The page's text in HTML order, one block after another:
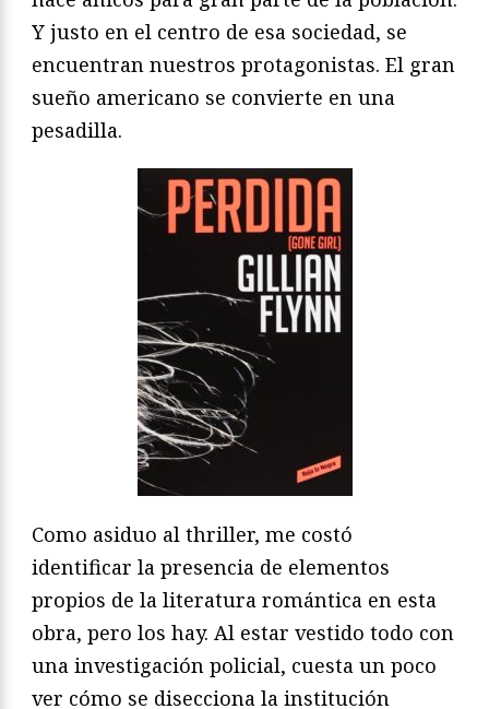
Y justo en el centro de esa sociedad, se
encuentran nuestros protagonistas. El gran
sueño americano se convierte en una
pesadilla.
Como asiduo al thriller, me costó
identificar la presencia de elementos
propios de la literatura romántica en esta
obra, pero los hay. Al estar vestido todo con
una investigación policial, cuesta un poco
ver cómo se disecciona la institución